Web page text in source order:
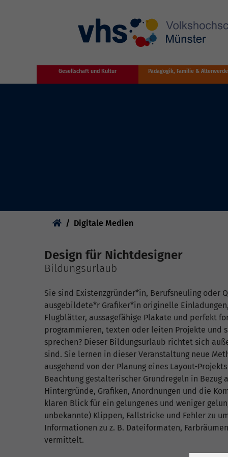
Zum Hauptinhalt springen
Gesellschaft und Kultur Pädagogik, Familie &
Digitale Medien
Design für Nichtdesigner
Bildungsurlaub
Sie sind Existenzgründer*in, Berufsneuling oder
ausgebildete*r Grafiker*in originelle
Flugblätter, aussagefähige Plakate und perfekt
programmieren, texten oder leiten Projekte und
sprechen? Dieser Bildungsurlaub richtet sich
sind. Sie lernen in dieser Veranstaltung neue
ausgehend von der Planung eines Layout-
Beachtung gestalterischer Grundregeln in
Hintergründe, Grafiken, Anordnungen und die
klaren Blick für ein gelungenes und weniger
unbekannte) Klippen, Fallstricke und Fehler zu
Informationen zu z. B. Dateiformaten,
vermittelt.